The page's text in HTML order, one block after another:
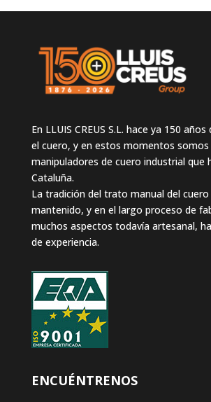
En LLUIS CREUS S.L. hace ya 150
el cuero, y en estos momentos somos
manipuladores de cuero industrial que
Cataluña.
La tradición del trato manual del cuero
mantenido, y en el largo proceso de
muchos aspectos todavía artesanal,
de experiencia.
ENCUÉNTRENOS